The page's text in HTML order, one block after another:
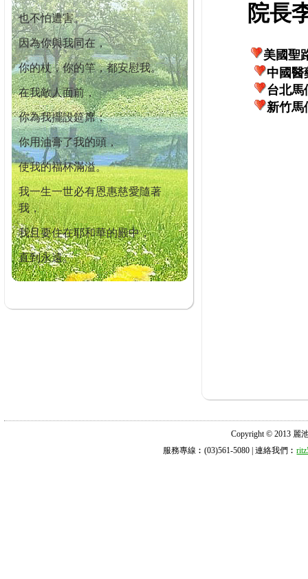
也不怕遭害。
因為你與我同在，
你的杖，你的竿，都安慰我。
在我敵人面前，
你為我擺設筵席；
你用油膏了我的頭，
使我的福杯滿溢。
我一生一世必有恩惠慈愛隨著
我，
我且要住在耶和華的殿中，
直到永遠。
院長李
美國聖
中國醫
台北馬
新竹馬
Copyright © 2013 麗
服務專線︰(03)561-5080 | 連絡我們︰